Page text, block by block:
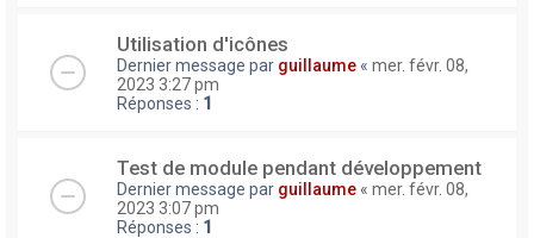
Utilisation d'icônes
Dernier message par guillaume « mer. févr. 08,
2023 3:27 pm
Réponses : 1
Test de module pendant développement
Dernier message par guillaume « mer. févr. 08,
2023 3:07 pm
Réponses : 1